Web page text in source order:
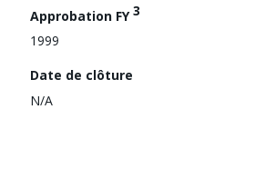
Approbation FY3
1999
Date de clôture
N/A